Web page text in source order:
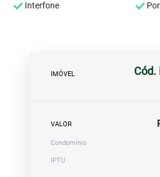
Interfone
IMÓVEL Cód.
VALOR
Condomínio
IPTU